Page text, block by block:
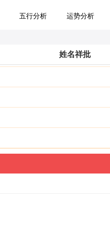
五行分析 运势分析
姓名祥批